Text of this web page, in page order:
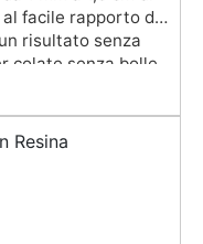
facile rapporto di
risultato senza
colate senza bolle,
metallo e altri
e senza Solventi
e con filtri